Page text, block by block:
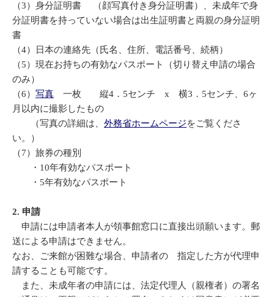
（3）身分証明書 （顔写真付き身分証明書）、未成年で身
分証明書を持っていない場合は出生証明書と両親の身分証明
書
（4）日本の連絡先（氏名、住所、電話番号、続柄）
（5）現在お持ちの有効なパスポート（切り替え申請の場合
のみ）
（6） 写真 一枚 縦4．5センチ x 横3．5センチ、6ヶ
月以内に撮影したもの
（写真の詳細は、 外務省ホームページをご覧くださ
い。）
（7）旅券の種別
・10年有効なパスポート
・5年有効なパスポート
2. 申請
申請には申請者本人が領事館窓口に直接出頭願います。郵
送による申請はできません。
なお、ご来館が困難な場合、申請者の 指定した方が代理申
請することも可能です。
また、未成年者の申請には、法定代理人（親権者）の署名